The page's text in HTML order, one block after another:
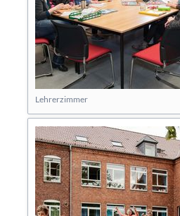
Lehrerzimmer